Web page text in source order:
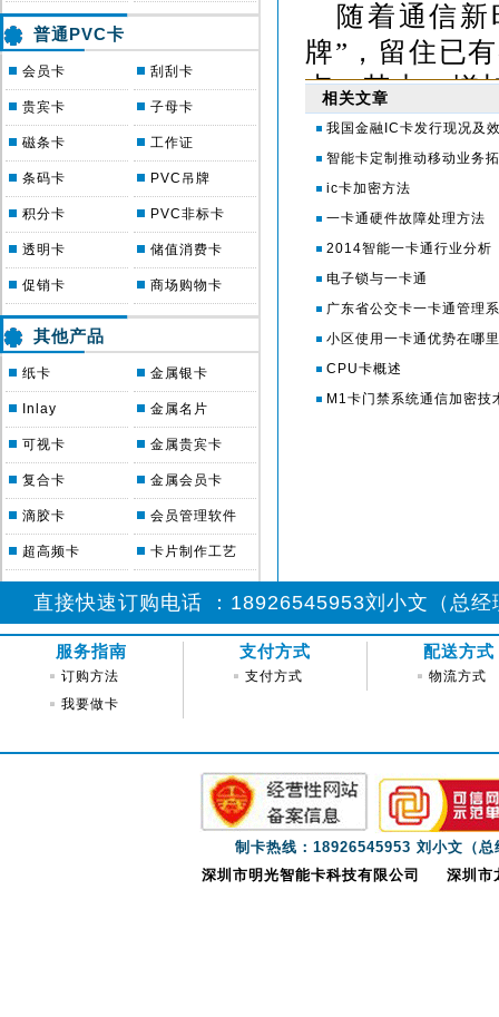
普通PVC卡
会员卡
贵宾卡
磁条卡
条码卡
积分卡
透明卡
促销卡
刮刮卡
子母卡
工作证
PVC吊牌
PVC非标卡
储值消费卡
商场购物卡
其他产品
纸卡
Inlay
可视卡
复合卡
滴胶卡
超高频卡
金属银卡
金属名片
金属贵宾卡
金属会员卡
会员管理软件
卡片制作工艺
随着通信
牌”，留住已
点，其中，增
重要。目前，
语音及短信
通话等服务
呢？显然打价
接造成运营
应该充分利用
作为最靠近
用体验。例如
术不佳和摄像
的良性互动，
新时期对智
和全业
的进步以及
如今兼具市场
为位于用户侧
移动用户主
户方面，由于
相关文章
我国金融IC卡发行现况及
智能卡定制推动移动业务
ic卡加密方法
一卡通硬件故障处理方法
2014智能一卡通行业分析
电子锁与一卡通
广东省公交卡一卡通管理
小区使用一卡通优势在哪里
CPU卡概述
M1卡门禁系统通信加密技
直接快速订购电话 ：18926545953刘小文（总
服务指南
订购方法
我要做卡
支付方式
支付方式
配送方式
物流方式
制卡热线：18926545953 刘小文（
深圳市明光智能卡科技有限公司
深圳市